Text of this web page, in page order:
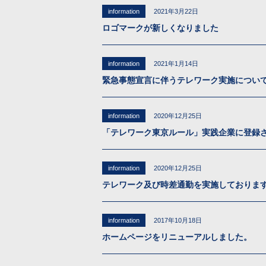
information 2021年3月22日
ロゴマークが新しくなりました
information 2021年1月14日
緊急事態宣言に伴うテレワーク実施につい
information 2020年12月25日
「テレワーク東京ルール」実践企業に登録
information 2020年12月25日
テレワーク及び時差通勤を実施しております
information 2017年10月18日
ホームページをリニューアルしました。